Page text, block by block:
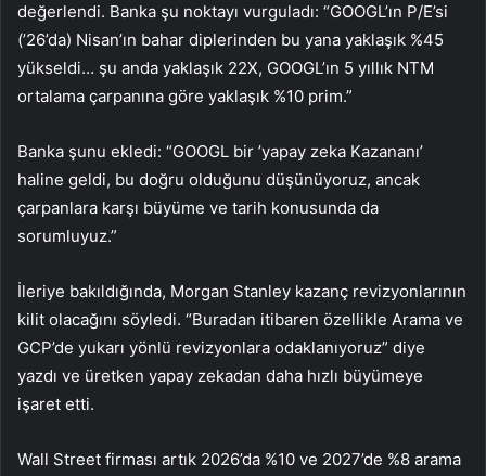
değerlendi. Banka şu noktayı vurguladı: “GOOGL’ın P/E’si
(’26’da) Nisan’ın bahar diplerinden bu yana yaklaşık %45
yükseldi… şu anda yaklaşık 22X, GOOGL’ın 5 yıllık NTM
ortalama çarpanına göre yaklaşık %10 prim.”
Banka şunu ekledi: “GOOGL bir ’yapay zeka Kazananı’
haline geldi, bu doğru olduğunu düşünüyoruz, ancak
çarpanlara karşı büyüme ve tarih konusunda da
sorumluyuz.”
İleriye bakıldığında, Morgan Stanley kazanç revizyonlarının
kilit olacağını söyledi. “Buradan itibaren özellikle Arama ve
GCP’de yukarı yönlü revizyonlara odaklanıyoruz” diye
yazdı ve üretken yapay zekadan daha hızlı büyümeye
işaret etti.
Wall Street firması artık 2026’da %10 ve 2027’de %8 arama